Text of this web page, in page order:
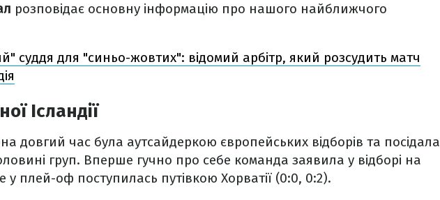
розповідає основну інформацію про нашого найближчого
суддя для "синьо-жовтих": відомий арбітр, який розсудить матч
Ісландії
довгий час була аутсайдеркою європейських відборів та посідала
груп. Вперше гучно про себе команда заявила у відборі на
у плей-оф поступилась путівкою Хорватії (0:0, 0:2).